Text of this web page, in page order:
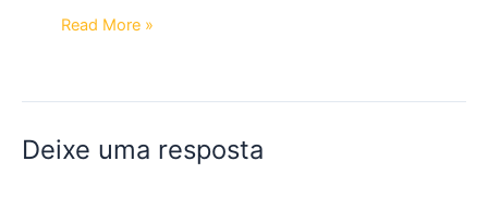
Read More »
Deixe uma resposta